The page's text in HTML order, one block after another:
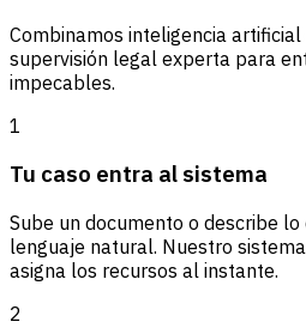
Combinamos inteligencia
supervisión legal experta para
impecables.
1
Tu caso entra al sistema
Sube un documento o describe
lenguaje natural. Nuestro
asigna los recursos al instante.
2